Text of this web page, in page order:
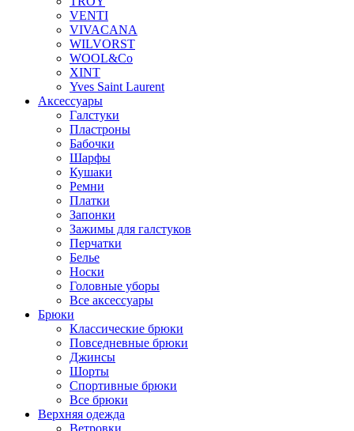
VENTI
VIVACANA
WILVORST
WOOL&Co
XINT
Yves Saint Laurent
Аксессуары
Галстуки
Пластроны
Бабочки
Шарфы
Кушаки
Ремни
Платки
Запонки
Зажимы для галстуков
Перчатки
Белье
Носки
Головные уборы
Все аксессуары
Брюки
Классические брюки
Повседневные брюки
Джинсы
Шорты
Спортивные брюки
Все брюки
Верхняя одежда
Ветровки